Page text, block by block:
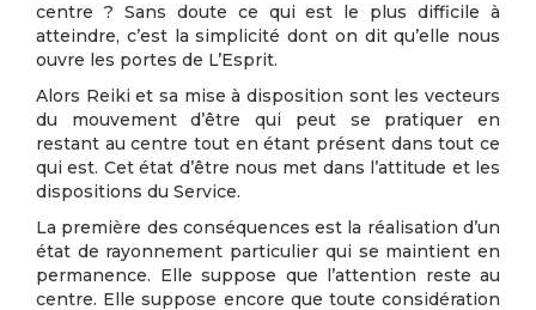
centre ? Sans doute ce qui est le plus difficile à
atteindre, c’est la simplicité dont on dit qu’elle nous
ouvre les portes de L’Esprit.
Alors Reiki et sa mise à disposition sont les vecteurs
du mouvement d’être qui peut se pratiquer en
restant au centre tout en étant présent dans tout ce
qui est. Cet état d’être nous met dans l’attitude et les
dispositions du Service.
La première des conséquences est la réalisation d’un
état de rayonnement particulier qui se maintient en
permanence. Elle suppose que l’attention reste au
centre. Elle suppose encore que toute considération